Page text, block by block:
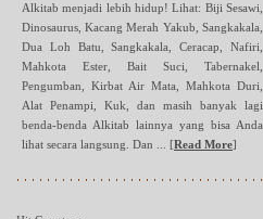
Alkitab menjadi lebih hidup! Lihat: Biji Sesawi,
Dinosaurus, Kacang Merah Yakub, Sangkakala,
Dua Loh Batu, Sangkakala, Ceracap, Nafiri,
Mahkota Ester, Bait Suci, Tabernakel,
Pengumban, Kirbat Air Mata, Mahkota Duri,
Alat Penampi, Kuk, dan masih banyak lagi
benda-benda Alkitab lainnya yang bisa Anda
lihat secara langsung. Dan ... [Read More]